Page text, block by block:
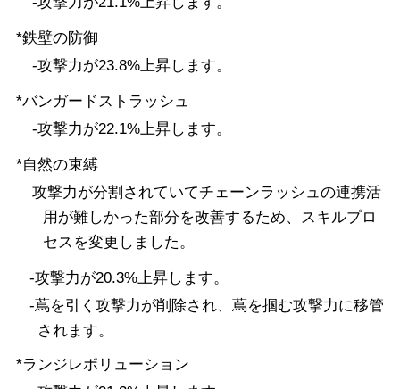
*鉄壁の防御
-攻撃力が23.8%上昇します。
*バンガードストラッシュ
-攻撃力が22.1%上昇します。
*自然の束縛
攻撃力が分割されていてチェーンラッシュの連携活
用が難しかった部分を改善するため、スキルプロ
セスを変更しました。
-攻撃力が20.3%上昇します。
-蔦を引く攻撃力が削除され、蔦を掴む攻撃力に移管
されます。
*ランジレボリューション